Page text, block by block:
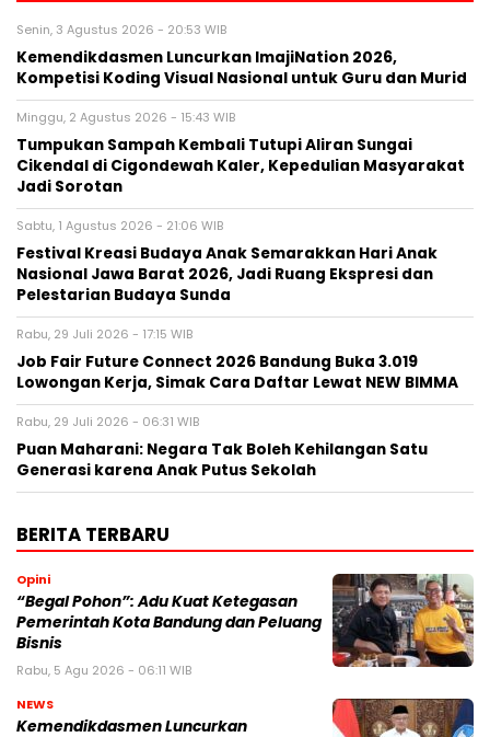
Senin, 3 Agustus 2026 - 20:53 WIB
Kemendikdasmen Luncurkan ImajiNation 2026,
Kompetisi Koding Visual Nasional untuk Guru dan Murid
Minggu, 2 Agustus 2026 - 15:43 WIB
Tumpukan Sampah Kembali Tutupi Aliran Sungai
Cikendal di Cigondewah Kaler, Kepedulian Masyarakat
Jadi Sorotan
Sabtu, 1 Agustus 2026 - 21:06 WIB
Festival Kreasi Budaya Anak Semarakkan Hari Anak
Nasional Jawa Barat 2026, Jadi Ruang Ekspresi dan
Pelestarian Budaya Sunda
Rabu, 29 Juli 2026 - 17:15 WIB
Job Fair Future Connect 2026 Bandung Buka 3.019
Lowongan Kerja, Simak Cara Daftar Lewat NEW BIMMA
Rabu, 29 Juli 2026 - 06:31 WIB
Puan Maharani: Negara Tak Boleh Kehilangan Satu
Generasi karena Anak Putus Sekolah
BERITA TERBARU
Opini
“Begal Pohon”: Adu Kuat Ketegasan
Pemerintah Kota Bandung dan Peluang
Bisnis
Rabu, 5 Agu 2026 - 06:11 WIB
NEWS
Kemendikdasmen Luncurkan